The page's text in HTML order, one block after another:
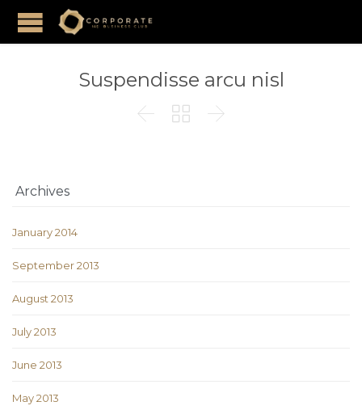
Suspendisse arcu nisl
  
Archives
January 2014
September 2013
August 2013
July 2013
June 2013
May 2013